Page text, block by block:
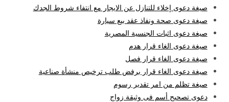
صيغة دعوى إخلاء للتنازل عن الايجار مع انتفاء شروط الجدك
صيغة دعوى صحة ونفاذ عقد بيع سيارة
صيغة دعوى اثبات الجنسية المصرية
صيغة دعوى الغاء قرار هدم
صيغة دعوى الغاء قرار فصل
صيغة دعوى الغاء قرار برفض طلب ترخيص منشأة صناعية
صيغة تظلم من امر تقدير رسوم
دعوى تصحيح أسم فى وثيقة زواج